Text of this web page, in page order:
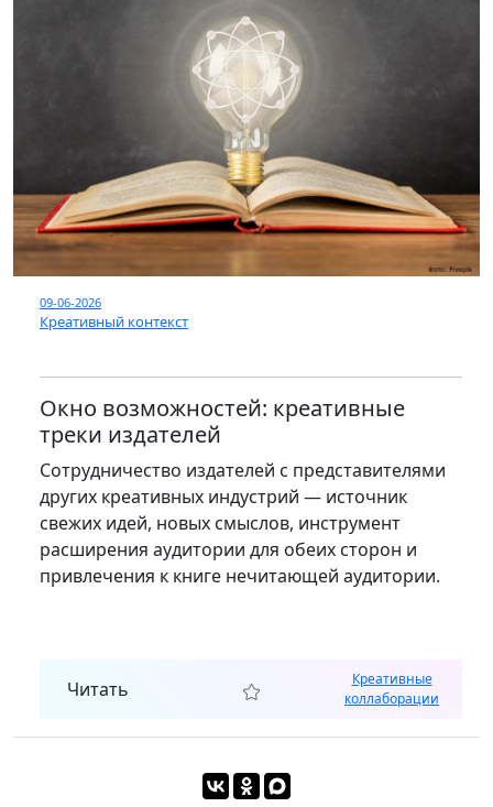
09-06-2026
Креативный контекст
Окно возможностей: креативные
треки издателей
Сотрудничество издателей с представителями
других креативных индустрий — источник
свежих идей, новых смыслов, инструмент
расширения аудитории для обеих сторон и
привлечения к книге нечитающей аудитории.
Читать
Креативные
коллаборации